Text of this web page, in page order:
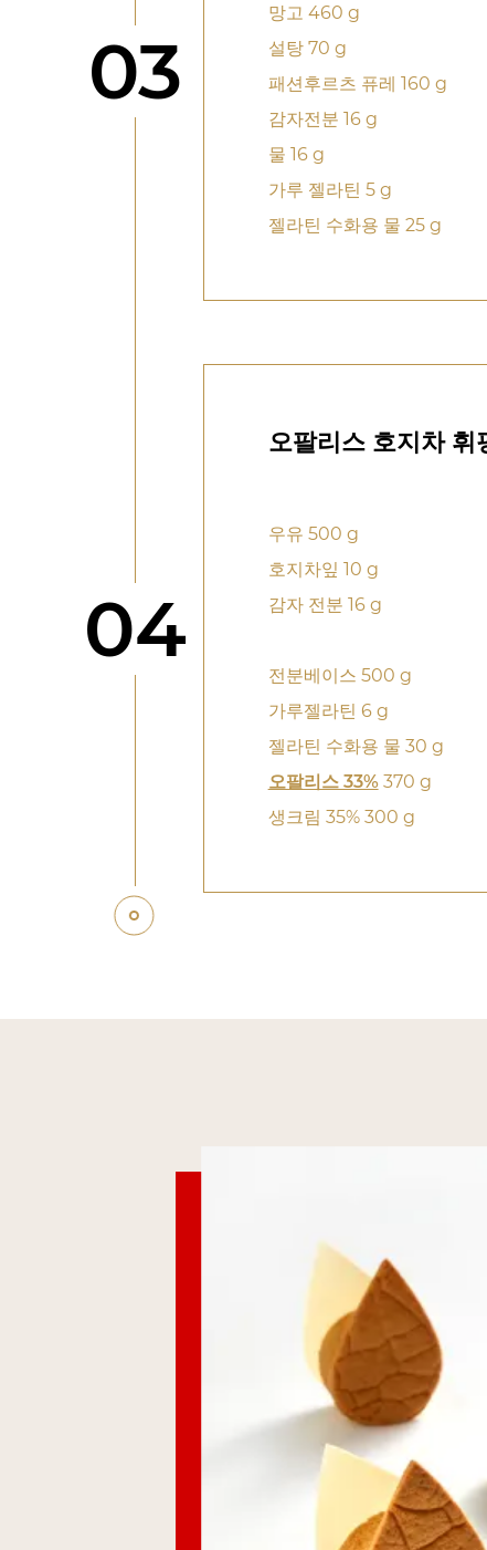
단계
03
망고 460 g
설탕 70 g
패션후르츠 퓨레 160 g
감자전분 16 g
물 16 g
가루 젤라틴 5 g
젤라틴 수화용 물 25 g
단계
04
오팔리스 호지차 휘
우유 500 g
호지차잎 10 g
감자 전분 16 g
전분베이스 500 g
가루젤라틴 6 g
젤라틴 수화용 물 30 g
오팔리스 33%370 g
생크림 35% 300 g